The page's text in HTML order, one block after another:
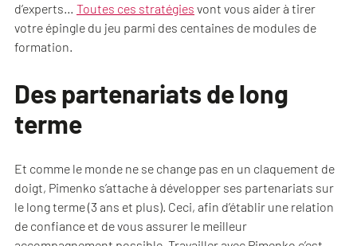
d’experts… Toutes ces stratégies vont vous aider à tirer
votre épingle du jeu parmi des centaines de modules de
formation.
Des partenariats de long
terme
Et comme le monde ne se change pas en un claquement de
doigt, Pimenko s’attache à développer ses partenariats sur
le long terme (3 ans et plus). Ceci, afin d’établir une relation
de confiance et de vous assurer le meilleur